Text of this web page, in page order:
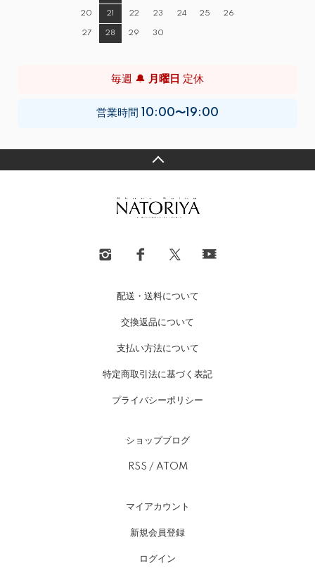
20 21 22 23 24 25 26
27 28 29 30
毎週 🔔 月曜日 定休
営業時間 10:00〜19:00
配送・送料について
交換返品について
支払い方法について
特定商取引法に基づく表記
プライバシーポリシー
ショップブログ
RSS / ATOM
マイアカウント
新規会員登録
ログイン